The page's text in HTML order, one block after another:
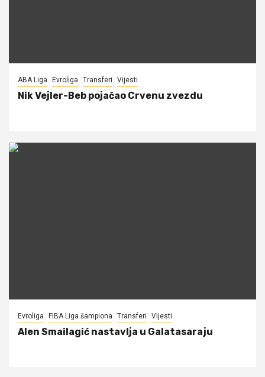
ABA Liga Evroliga Transferi Vijesti
Nik Vejler-Beb pojačao Crvenu zvezdu
Evroliga FIBA Liga šampiona Transferi Vijesti
Alen Smailagić nastavlja u Galatasaraju